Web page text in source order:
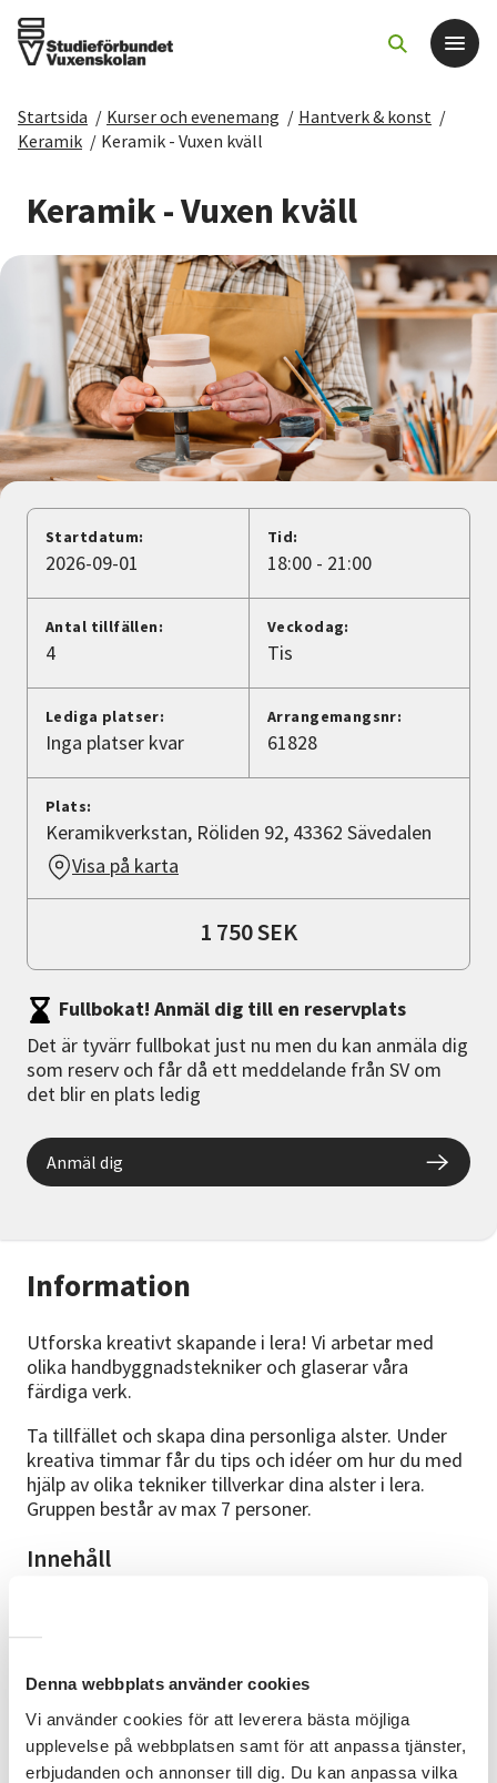
Denna webbplats använder cookies
Vi använder cookies för att leverera bästa möjliga
upplevelse på webbplatsen samt för att anpassa tjänster,
erbjudanden och annonser till dig. Du kan anpassa vilka
Det här gör vi
För dig som
Sök kurser och evenemang
Om SV
Starta studiecirkel
Cirkelledare
Nyheter
Avdelningar
Lyssna
Startsida / Kurser och evenemang / Hantverk & konst /
Keramik / Keramik - Vuxen kväll
Keramik - Vuxen kväll
Information
Utforska kreativt skapande i lera! Vi arbetar med
olika handbyggnadstekniker och glaserar våra
färdiga verk.
Ta tillfället och skapa dina personliga alster. Under
kreativa timmar får du tips och idéer om hur du med
hjälp av olika tekniker tillverkar dina alster i lera.
Gruppen består av max 7 personer.
Innehåll
dekorerar, bygger och glaserar. Allt skapas i
Tillfälle 1, skapande 1 september, kl. 18-21
Tillfälle 2, skapande 8 september, kl. 18-21
Startdatum:
2026-09-01
Tid:
18:00 - 21:00
Antal tillfällen:
4
Veckodag:
Tis
Lediga platser:
Inga platser kvar
Arrangemangsnr:
61828
Plats:
Keramikverkstan, Röliden 92, 43362 Sävedalen
Visa på karta
1 750 SEK
Fullbokat! Anmäl dig till en reservplats
Det är tyvärr fullbokat just nu men du kan anmäla dig
som reserv och får då ett meddelande från SV om
det blir en plats ledig
Anmäl dig